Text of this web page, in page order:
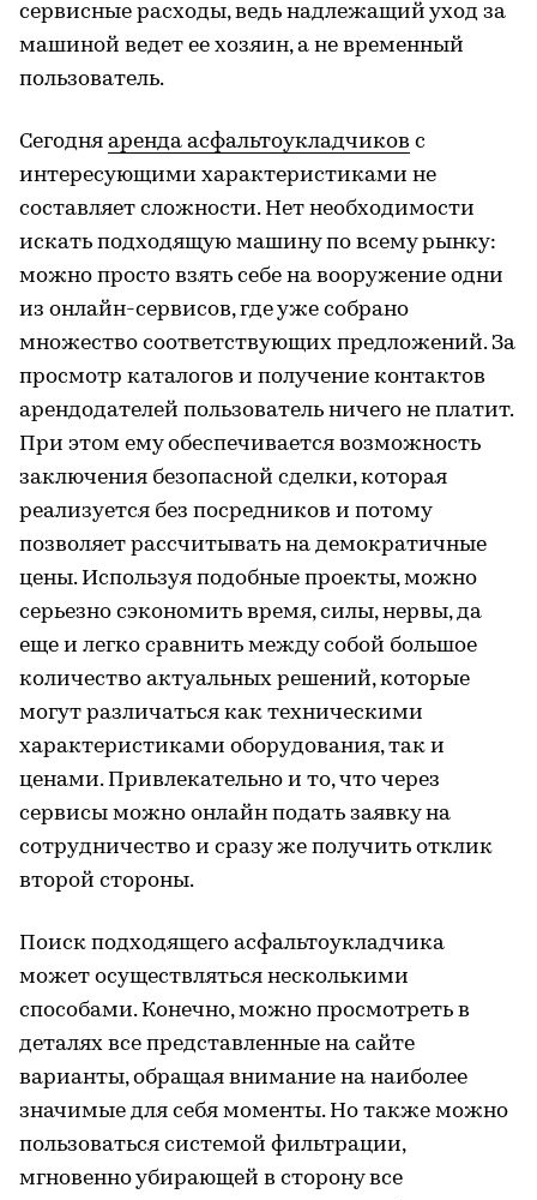
сервисные расходы, ведь надлежащий уход за
машиной ведет ее хозяин, а не временный
пользователь.
Сегодня аренда асфальтоукладчиков с
интересующими характеристиками не
составляет сложности. Нет необходимости
искать подходящую машину по всему рынку:
можно просто взять себе на вооружение одни
из онлайн-сервисов, где уже собрано
множество соответствующих предложений. За
просмотр каталогов и получение контактов
арендодателей пользователь ничего не платит.
При этом ему обеспечивается возможность
заключения безопасной сделки, которая
реализуется без посредников и потому
позволяет рассчитывать на демократичные
цены. Используя подобные проекты, можно
серьезно сэкономить время, силы, нервы, да
еще и легко сравнить между собой большое
количество актуальных решений, которые
могут различаться как техническими
характеристиками оборудования, так и
ценами. Привлекательно и то, что через
сервисы можно онлайн подать заявку на
сотрудничество и сразу же получить отклик
второй стороны.
Поиск подходящего асфальтоукладчика
может осуществляться несколькими
способами. Конечно, можно просмотреть в
деталях все представленные на сайте
варианты, обращая внимание на наиболее
значимые для себя моменты. Но также можно
пользоваться системой фильтрации,
мгновенно убирающей в сторону все